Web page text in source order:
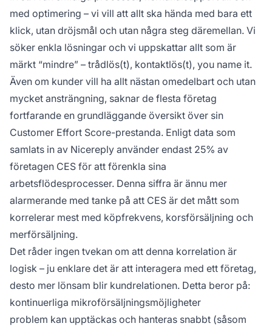
med optimering – vi vill att allt ska hända med bara ett
klick, utan dröjsmål och utan några steg däremellan. Vi
söker enkla lösningar och vi uppskattar allt som är
märkt “mindre” – trådlös(t), kontaktlös(t), you name it.
Även om kunder vill ha allt nästan omedelbart och utan
mycket ansträngning, saknar de flesta företag
fortfarande en grundläggande översikt över sin
Customer Effort Score-prestanda. Enligt data som
samlats in av Nicereply använder endast 25% av
företagen CES för att förenkla sina
arbetsflödesprocesser. Denna siffra är ännu mer
alarmerande med tanke på att CES är det mått som
korrelerar mest med köpfrekvens, korsförsäljning och
merförsäljning.
Det råder ingen tvekan om att denna korrelation är
logisk – ju enklare det är att interagera med ett företag,
desto mer lönsam blir kundrelationen. Detta beror på:
kontinuerliga mikroförsäljningsmöjligheter
problem kan upptäckas och hanteras snabbt (såsom